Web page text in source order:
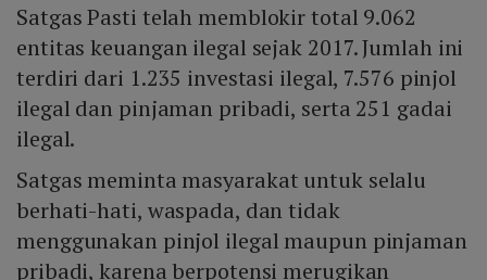
Satgas Pasti telah memblokir total 9.062
entitas keuangan ilegal sejak 2017. Jumlah ini
terdiri dari 1.235 investasi ilegal, 7.576 pinjol
ilegal dan pinjaman pribadi, serta 251 gadai
ilegal.
Satgas meminta masyarakat untuk selalu
berhati-hati, waspada, dan tidak
menggunakan pinjol ilegal maupun pinjaman
pribadi, karena berpotensi merugikan